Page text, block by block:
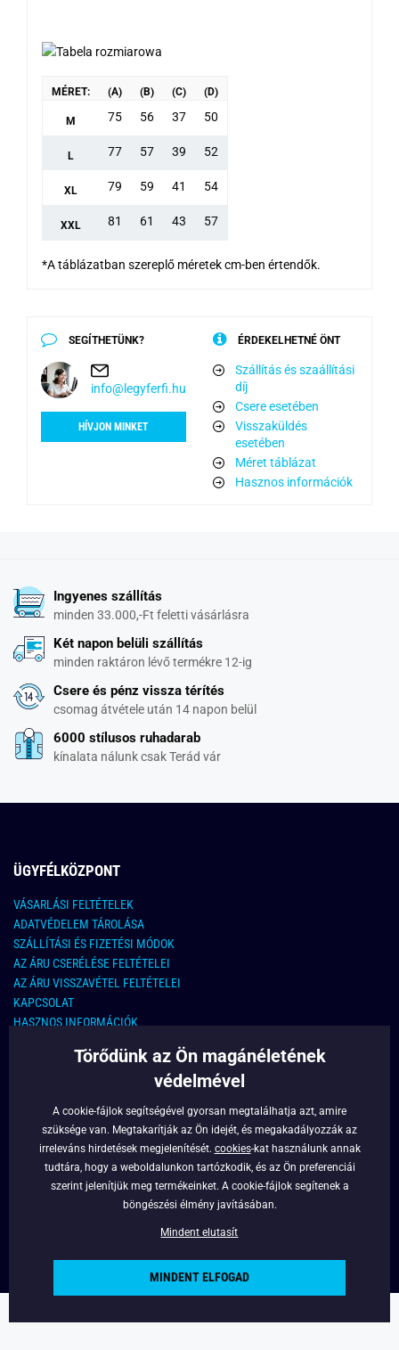
MÉRET: (A) (B) (C) (D)
M 75 56 37 50
L 77 57 39 52
XL 79 59 41 54
XXL 81 61 43 57
*A táblázatban szereplő méretek cm-ben értendők.
SEGÍTHETÜNK?
info@legyferfi.hu
HÍVJON MINKET
ÉRDEKELHETNÉ ÖNT
Szállítás és szaállítási
díj
Csere esetében
Visszaküldés
esetében
Méret táblázat
Hasznos információk
Ingyenes szállítás
minden 33.000,-Ft feletti vásárlásra
Két napon belüli szállítás
minden raktáron lévő termékre 12-ig
Csere és pénz vissza térítés
csomag átvétele után 14 napon belül
6000 stílusos ruhadarab
kínalata nálunk csak Terád vár
ÜGYFÉLKÖZPONT
VÁSARLÁSI FELTÉTELEK
ADATVÉDELEM TÁROLÁSA
SZÁLLÍTÁSI ÉS FIZETÉSI MÓDOK
AZ ÁRU CSERÉLÉSE FELTÉTELEI
AZ ÁRU VISSZAVÉTEL FELTÉTELEI
KAPCSOLAT
HASZNOS INFORMÁCIÓK
KAPCSOLAT
info@legyferfi.hu
FONTOS INFORMÁCIÓK
RÓLUNK
Törődünk az Ön magánéletének
védelmével
A cookie-fájlok segítségével gyorsan megtalálhatja azt, amire
szüksége van. Megtakarítják az Ön idejét, és megakadályozzák az
irreleváns hirdetések megjelenítését. cookies-kat használunk annak
tudtára, hogy a weboldalunkon tartózkodik, és az Ön preferenciái
szerint jelenítjük meg termékeinket. A cookie-fájlok segítenek a
böngészési élmény javításában.
Mindent elutasít
MINDENT ELFOGAD